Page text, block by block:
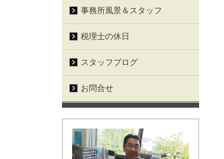
事務所風景＆スタッフ
税理士の休日
スタッフブログ
お問合せ